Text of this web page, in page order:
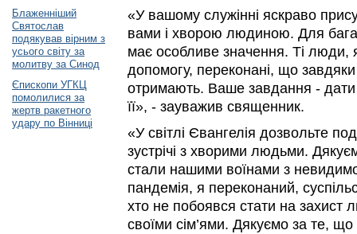
Блаженніший
Святослав
подякував вірним з
усього світу за
молитву за Синод
Єпископи УГКЦ
помолилися за
жертв ракетного
удару по Вінниці
«У вашому служінні яскраво
вами і хворою людиною. Для
має особливе значення. Ті люди,
допомогу, переконані, що завдяки
отримають. Ваше завдання - дати
її», - зауважив священник.
«У світлі Євангелія дозвольте
зустрічі з хворими людьми.
стали нашими воїнами з
пандемія, я переконаний,
хто не побоявся стати на захист
своїми сім’ями. Дякуємо за те,